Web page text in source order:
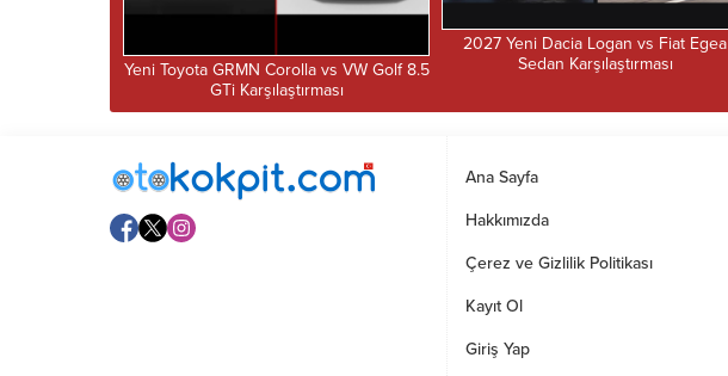
Yeni Toyota GRMN Corolla vs VW Golf 8.5
GTi Karşılaştırması
2027 Yeni Dacia Logan vs Fiat Egea
Sedan Karşılaştırması
Ana Sayfa
Hakkımızda
Çerez ve Gizlilik Politikası
Kayıt Ol
Giriş Yap